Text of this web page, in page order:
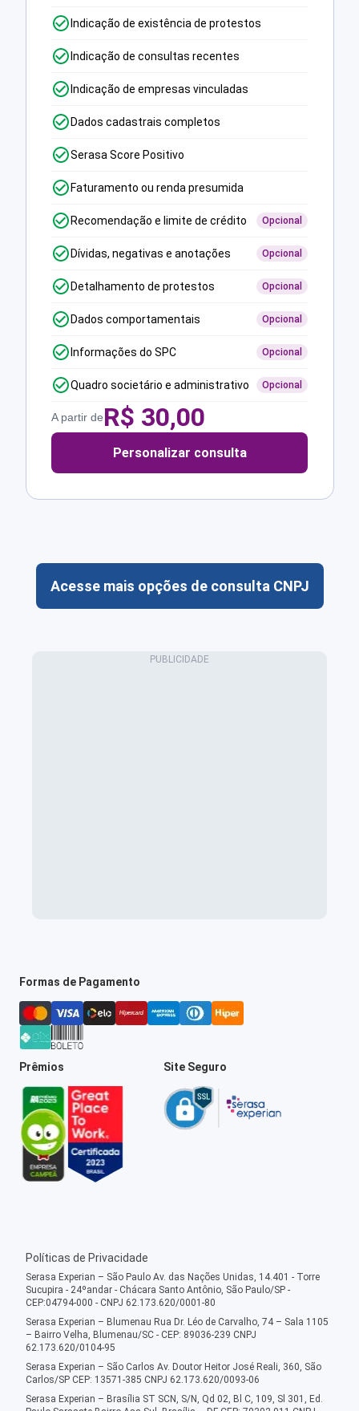
Indicação de existência de protestos
Indicação de consultas recentes
Indicação de empresas vinculadas
Dados cadastrais completos
Serasa Score Positivo
Faturamento ou renda presumida
Recomendação e limite de crédito Opcional
Dívidas, negativas e anotações Opcional
Detalhamento de protestos Opcional
Dados comportamentais Opcional
Informações do SPC Opcional
Quadro societário e administrativo Opcional
A partir deR$ 30,00
Personalizar consulta
Acesse mais opções de consulta CNPJ
Formas de Pagamento
Prêmios Site Seguro
Políticas de Privacidade
Serasa Experian – São Paulo Av. das Nações Unidas, 14.401 - Torre
Sucupira - 24ºandar - Chácara Santo Antônio, São Paulo/SP -
CEP:04794-000 - CNPJ 62.173.620/0001-80
Serasa Experian – Blumenau Rua Dr. Léo de Carvalho, 74 – Sala 1105
– Bairro Velha, Blumenau/SC - CEP: 89036-239 CNPJ
62.173.620/0104-95
Serasa Experian – São Carlos Av. Doutor Heitor José Reali, 360, São
Carlos/SP CEP: 13571-385 CNPJ 62.173.620/0093-06
Serasa Experian – Brasília ST SCN, S/N, Qd 02, Bl C, 109, Sl 301, Ed.